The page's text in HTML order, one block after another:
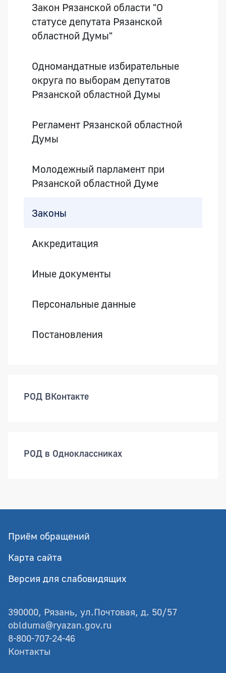
Закон Рязанской области "О
статусе депутата Рязанской
областной Думы"
Одномандатные избирательные
округа по выборам депутатов
Рязанской областной Думы
Регламент Рязанской областной
Думы
Молодежный парламент при
Рязанской областной Думе
Законы
Аккредитация
Иные документы
Персональные данные
Постановления
РОД ВКонтакте
РОД в Одноклассниках
Приём обращений
Карта сайта
Версия для слабовидящих
390000, Рязань, ул.Почтовая, д. 50/57
oblduma@ryazan.gov.ru
8-800-707-24-46
Контакты